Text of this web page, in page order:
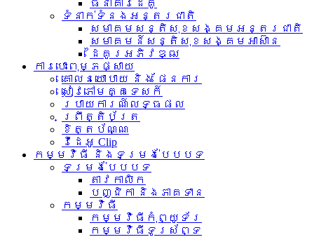
ធនាគារដៃគូ
ទំនាក់​ទំនង​អន្តរ​ជាតិ
សមាគមសន្តិសុខសង្គមអន្តរជាតិ
សមាគមន៍សន្តិសុខសង្គមអាស៊ាន​
ដៃគូរអភិវឌ្ឍ
ការបោះពុម្ភផ្សាយ
គោលនយោបាយ និង ផែនការ
សៀវភៅមគ្គទេសក៍
របាយការណ៍លទ្ធផល
ព្រឹត្តិប័ត្រ
ខិត្តប័ណ្ណ
វីដេអូ Clip
កម្មវិធី និងទម្រង់បែបបទ
ទម្រង់បែបបទ
តាវកាលិក
បញ្ជិកា និងភាគទាន
កម្មវិធី
កម្មវិធីកុំព្យូទ័រ
កម្មវិធីទូរស័ព្ទ